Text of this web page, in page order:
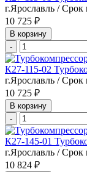
г.Ярославль / Срок
10 725 ₽
В корзину
-
К27-115-02
г.Ярославль / Срок
10 725 ₽
В корзину
-
К27-145-01
г.Ярославль / Срок
10 824 ₽